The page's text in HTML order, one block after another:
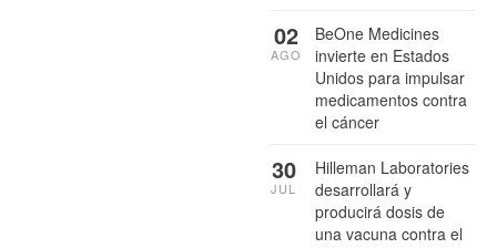
BeOne Medicines
invierte en Estados
Unidos para impulsar
medicamentos contra
el cáncer
02
AGO
Hilleman Laboratories
desarrollará y
producirá dosis de
una vacuna contra el
30
JUL